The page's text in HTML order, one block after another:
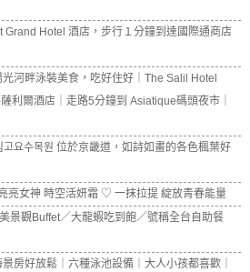
Grand Hotel 酒店，步行１分鐘到達國際通商店
光河畔泳裝美食，吃好住好｜The Salil Hotel
利爾酒店｜走路5分鐘到 Asiatique碼頭夜市｜
고요수목원 位於京畿道，如詩如畫的各色楓葉好
亮女神 時空活妍霜 ♡ 一抹拉提 綻放青春能量
景觀Buffet／大龍蝦吃到飽／號稱全台自助餐
房好放鬆｜六種泳池設備｜大人小孩都喜歡｜